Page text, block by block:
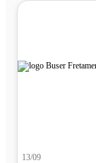
13/09